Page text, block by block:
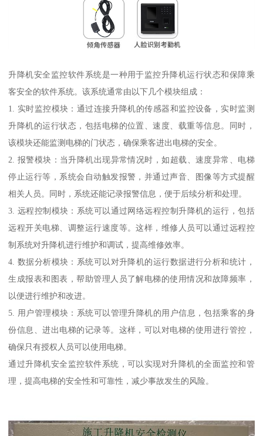
升降机安全监控软件系统是一种用于监控升降机运行状态和保障乘
客安全的软件系统。该系统通常由以下几个模块组成：
1. 实时监控模块：通过连接升降机的传感器和监控设备，实时监测
升降机的运行状态，包括电梯的位置、速度、载重等信息。同时，
该模块还能监测电梯的门状态，确保乘客进出电梯的安全。
2. 报警模块：当升降机出现异常情况时，如超载、速度异常、电梯
停止运行等，系统会自动触发报警，并通过声音、图像等方式提醒
相关人员。同时，系统还能记录报警信息，便于后续分析和处理。
3. 远程控制模块：系统可以通过网络远程控制升降机的运行，包括
远程开关电梯、调整运行速度等。这样，维修人员可以通过远程控
制系统对升降机进行维护和调试，提高维修效率。
4. 数据分析模块：系统可以对升降机的运行数据进行分析和统计，
生成报表和图表，帮助管理人员了解电梯的使用情况和故障频率，
以便进行维护和改进。
5. 用户管理模块：系统可以管理升降机的用户信息，包括乘客的身
份信息、进出电梯的记录等。这样，可以对电梯的使用进行管控，
确保只有授权人员可以使用电梯。
通过升降机安全监控软件系统，可以实现对升降机的全面监控和管
理，提高电梯的安全性和可靠性，减少事故发生的风险。